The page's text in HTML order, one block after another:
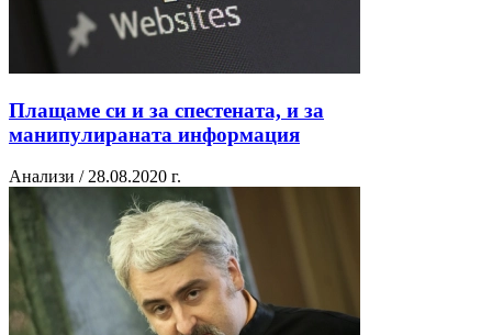
Плащаме си и за спестената, и за
манипулираната информация
Анализи / 28.08.2020 г.